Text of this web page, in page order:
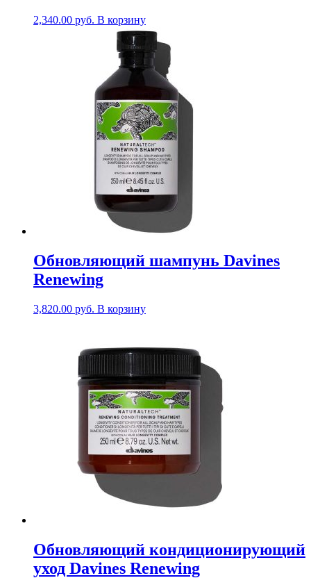
2,340.00 руб. В корзину
Обновляющий шампунь Davines
Renewing
3,820.00 руб. В корзину
Обновляющий кондиционирующий
уход Davines Renewing